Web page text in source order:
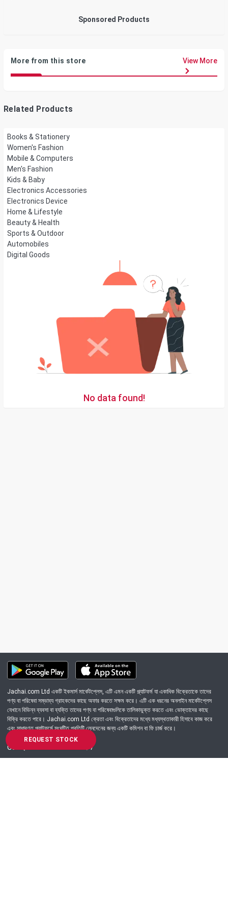
REQUEST STOCK
Sponsored Products
More from this store View More
Related Products
Books & Stationery
Women's Fashion
Mobile & Computers
Men's Fashion
Kids & Baby
Electronics Accessories
Electronics Device
Home & Lifestyle
Beauty & Health
Sports & Outdoor
Automobiles
Digital Goods
No data found!
Jachai.com Ltd একটি ইকমার্স মার্কেটপ্লেস, এটি এমন একটি প্ল্যাটফর্ম যা একাধিক বিক্রেতাকে তাদের
পণ্য বা পরিষেবা সম্ভাব্য গ্রাহকদের কাছে অফার করতে সক্ষম করে। এটি এক ধরনের অনলাইন মার্কেটপ্লেস
যেখানে বিভিন্ন ব্যবসা বা ব্যক্তি তাদের পণ্য বা পরিষেবাগুলিকে তালিকাভুক্ত করতে এবং ভোক্তাদের কাছে
বিক্রি করতে পারে। Jachai.com Ltd ক্রেতা এবং বিক্রেতাদের মধ্যে মধ্যস্থতাকারী হিসাবে কাজ করে
এবং সাধারণত প্ল্যাটফর্মে সংঘটিত প্রতিটি লেনদেনের জন্য একটি কমিশন বা ফি চার্জ করে।
Got Question? Call us 24/7